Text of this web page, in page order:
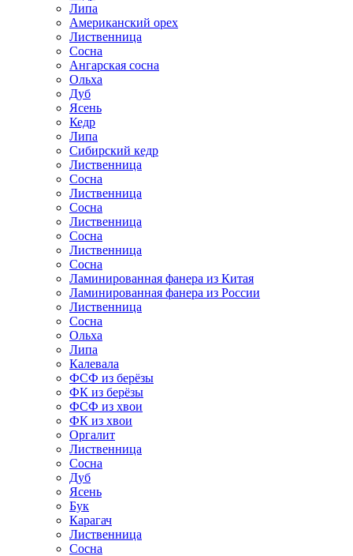
Липа
Американский орех
Лиственница
Сосна
Ангарская сосна
Ольха
Дуб
Ясень
Кедр
Липа
Сибирский кедр
Лиственница
Сосна
Лиственница
Сосна
Лиственница
Сосна
Лиственница
Сосна
Ламинированная фанера из Китая
Ламинированная фанера из России
Лиственница
Сосна
Ольха
Липа
Калевала
ФСФ из берёзы
ФК из берёзы
ФСФ из хвои
ФК из хвои
Оргалит
Лиственница
Сосна
Дуб
Ясень
Бук
Карагач
Лиственница
Сосна